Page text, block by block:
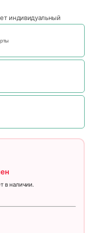
индивидуальный
в наличии.